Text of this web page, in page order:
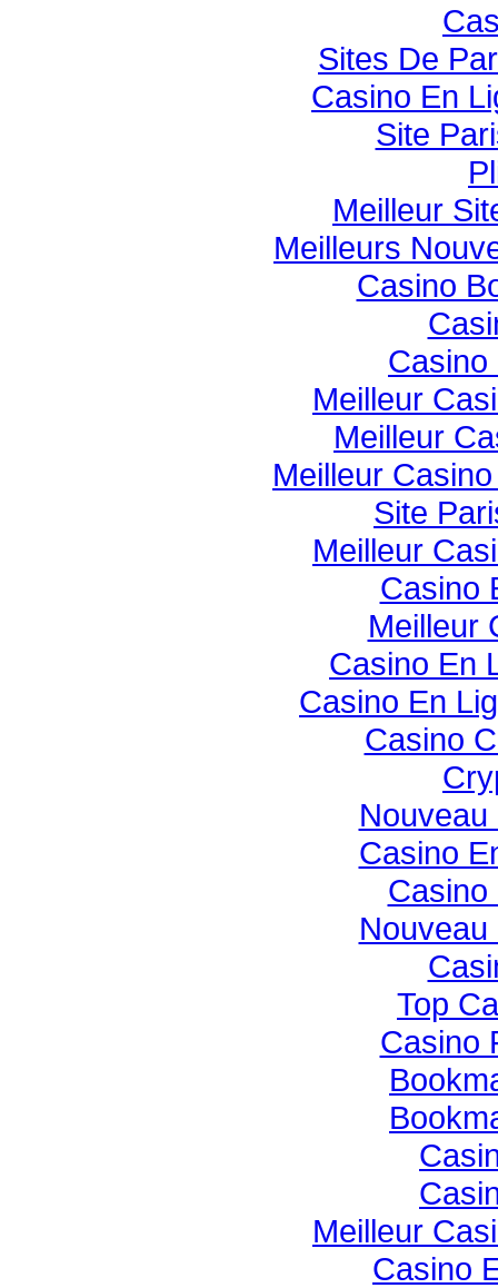
Sites De
Casino En
Site
Meilleur
Meilleurs
Casino
Casino
Meilleur
Meilleur
Meilleur
Site
Meilleur
Casino
Meilleur
Casino En
Casino En
Casino
Casino
Casino
Top
Casino
Meilleur
Casino